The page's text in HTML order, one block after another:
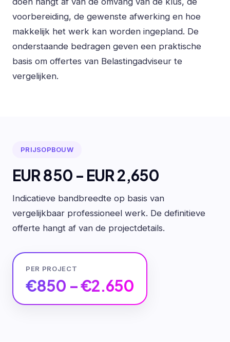
voorbereiding, de gewenste afwerking en hoe
makkelijk het werk kan worden ingepland. De
onderstaande bedragen geven een praktische
basis om offertes van Belastingadviseur te
vergelijken.
PRIJSOPBOUW
EUR 850 - EUR 2,650
Indicatieve bandbreedte op basis van
vergelijkbaar professioneel werk. De definitieve
offerte hangt af van de projectdetails.
PER PROJECT
€850 – €2.650